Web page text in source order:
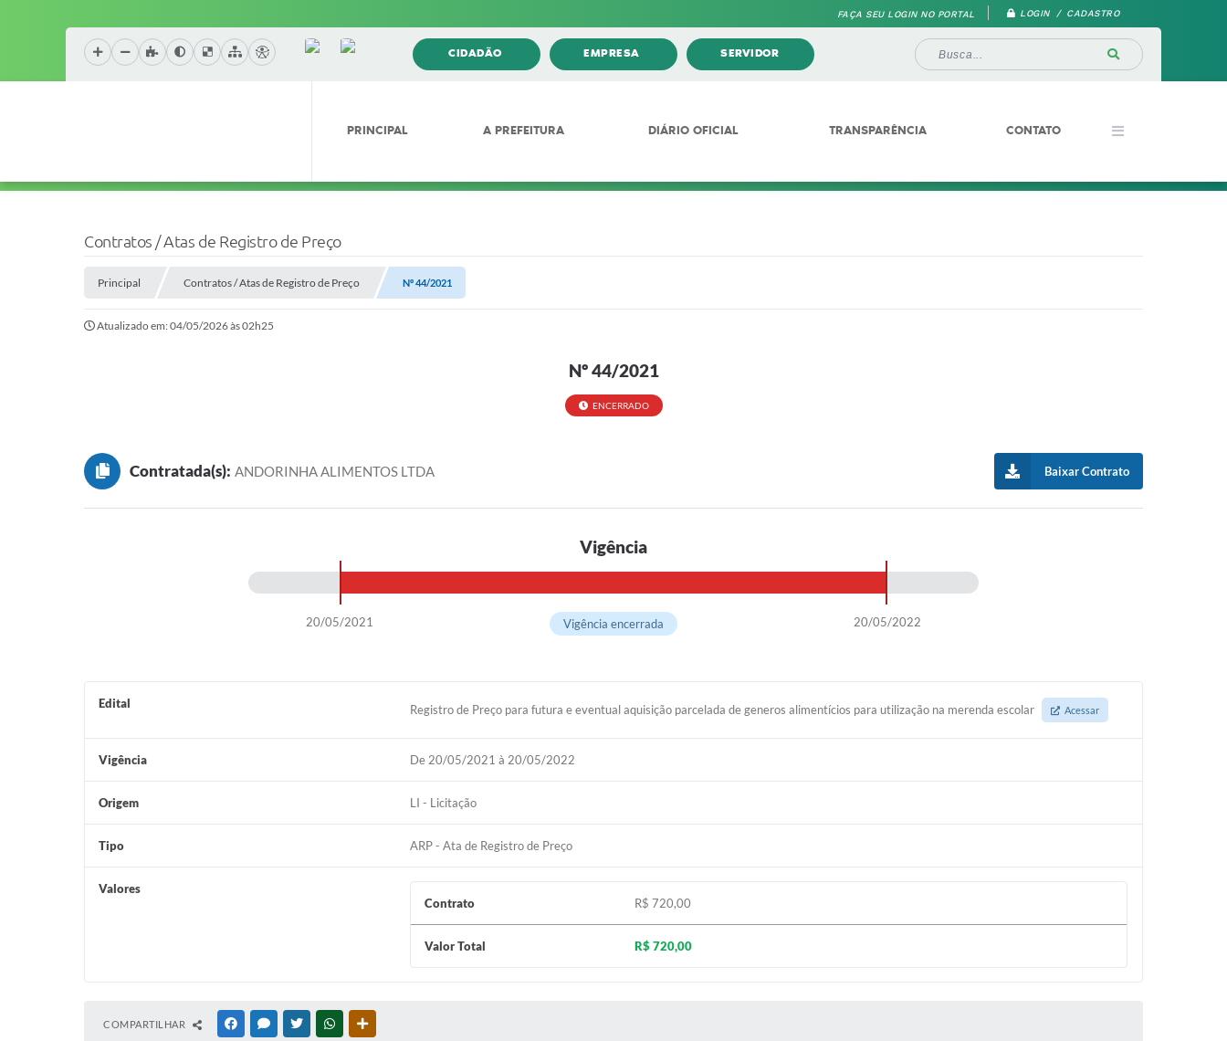
FAÇA SEU LOGIN NO PORTAL LOGIN / CADASTRO
CIDADÃO EMPRESA SERVIDOR
PRINCIPAL A PREFEITURA DIÁRIO OFICIAL TRANSPARÊNCIA CONTATO
Contratos / Atas de Registro de Preço
Principal Contratos / Atas de Registro de Preço Nº 44/2021
Atualizado em: 04/05/2026 às 02h25
Nº 44/2021
ENCERRADO
Contratada(s): ANDORINHA ALIMENTOS LTDA Baixar Contrato
Vigência
20/05/2021 20/05/2022
Vigência encerrada
Edital Registro de Preço para futura e eventual aquisição parcelada de generos alimentícios para utilização na merenda escolar Acessar
Vigência De 20/05/2021 à 20/05/2022
Origem LI - Licitação
Tipo ARP - Ata de Registro de Preço
Valores
Contrato
R$ 720,00
Valor Total R$ 720,00
COMPARTILHAR FACEBOOKMESSENGER
TWITTERWHATSAPP